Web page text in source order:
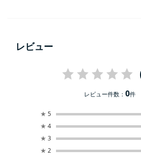
レビュー
レビュー件数：0件
★ 5
★ 4
★ 3
★ 2